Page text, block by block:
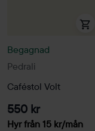
Pedrali
Begagnad
Caféstol Volt
550 kr
Hyr från 15 kr/mån